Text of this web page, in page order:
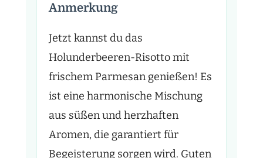
Anmerkung
Jetzt kannst du das
Holunderbeeren-Risotto mit
frischem Parmesan genießen! Es
ist eine harmonische Mischung
aus süßen und herzhaften
Aromen, die garantiert für
Begeisterung sorgen wird. Guten